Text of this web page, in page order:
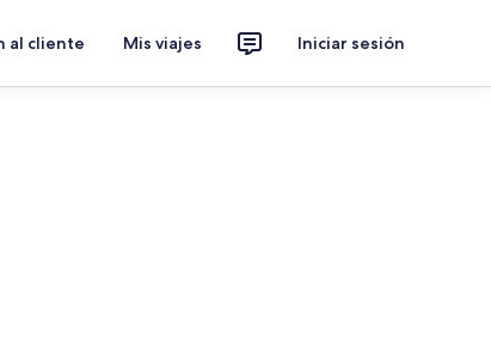
al cliente Mis viajes Iniciar sesión